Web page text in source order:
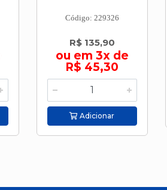
Código: 229326
R$ 135,90
ou em 3x de
R$ 45,30
Adicionar